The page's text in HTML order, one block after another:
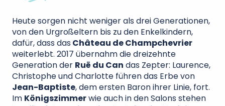
Heute sorgen nicht weniger als drei Generationen,
von den Urgroßeltern bis zu den Enkelkindern,
dafür, dass dasChâteau de Champchevrier
weiterlebt. 2017 übernahm die dreizehnte
Generation der Ruë du Can das Zepter: Laurence,
Christophe und Charlotte führen das Erbe von
Jean-Baptiste, dem ersten Baron ihrer Linie, fort.
Im Königszimmerwie auch in den Salons stehen